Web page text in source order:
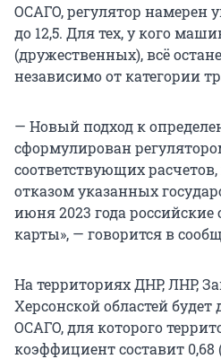
ОСАГО, регулятор намерен
до 12,5. Для тех, у кого
(дружественных), всё
независимо от категории
— Новый подход к
сформулирован
соответствующих
отказом указанных
июня 2023 года
карты», — говорится в
На территориях ДНР, ЛНР,
Херсонской областей будет
ОСАГО, для которого
коэффициент составит